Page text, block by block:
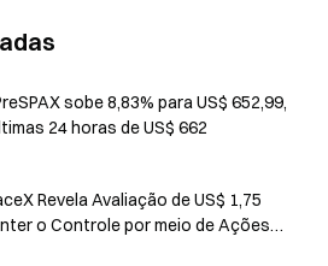
sobe 8,83% para US$ 652,99,
24 horas de US$ 662
Revela Avaliação de US$ 1,75
o Controle por meio de Ações